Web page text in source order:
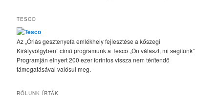
TESCO
Az „Óriás gesztenyefa emlékhely fejlesztése a kőszegi
Királyvölgyben” című programunk a Tesco „Ön választ, mi segítünk”
Programján elnyert 200 ezer forintos vissza nem térítendő
támogatásával valósul meg.
RÓLUNK ÍRTÁK